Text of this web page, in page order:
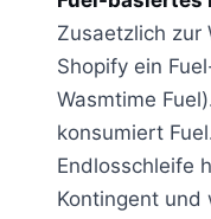
Zusaetzlich zur
Shopify ein
Wasmtime
konsumiert
Endlosschleife
Kontingent